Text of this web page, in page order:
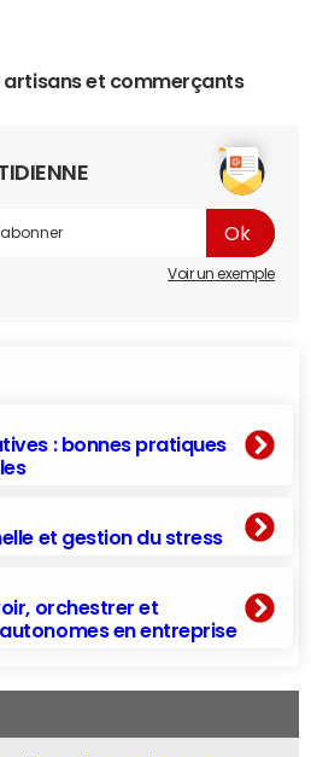
artisans et commerçants
Voir un exemple
: bonnes pratiques
et gestion du stress
orchestrer et
en entreprise